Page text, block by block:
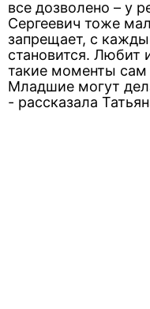
все дозволено – у
Сергеевич тоже
запрещает, с
становится. Любит
такие моменты сам
Младшие могут
- рассказала